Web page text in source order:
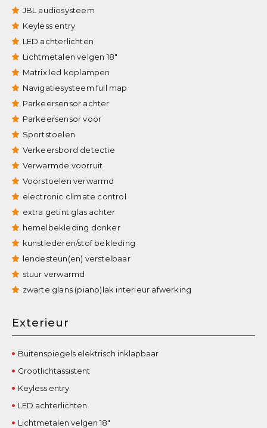
JBL audiosysteem
Keyless entry
LED achterlichten
Lichtmetalen velgen 18"
Matrix led koplampen
Navigatiesysteem full map
Parkeersensor achter
Parkeersensor voor
Sportstoelen
Verkeersbord detectie
Verwarmde voorruit
Voorstoelen verwarmd
electronic climate control
extra getint glas achter
hemelbekleding donker
kunstlederen/stof bekleding
lendesteun(en) verstelbaar
stuur verwarmd
zwarte glans (piano)lak interieur afwerking
Exterieur
Buitenspiegels elektrisch inklapbaar
Grootlichtassistent
Keyless entry
LED achterlichten
Lichtmetalen velgen 18"